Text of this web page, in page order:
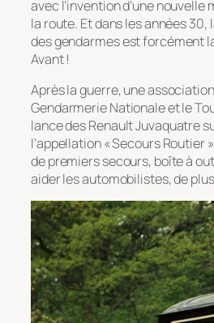
avec l’invention d’une nouvelle
la route. Et dans les années
des gendarmes est forcément
Avant !
Après la guerre, une
Gendarmerie Nationale et le
lance des Renault Juvaquatre
l’appellation « Secours Routier
de premiers secours, boîte à
aider les automobilistes, de